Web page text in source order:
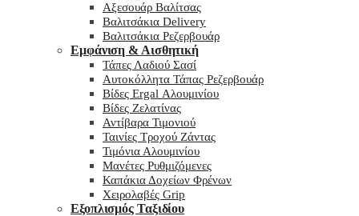
Αξεσουάρ Βαλίτσας
Βαλιτσάκια Delivery
Βαλιτσάκια Ρεζερβουάρ
Εμφάνιση & Αισθητική
Τάπες Λαδιού Σασί
Αυτοκόλλητα Τάπας Ρεζερβουάρ
Βίδες Ergal Αλουμινίου
Βίδες Ζελατίνας
Αντίβαρα Τιμονιού
Ταινίες Τροχού Ζάντας
Τιμόνια Αλουμινίου
Μανέτες Ρυθμιζόμενες
Καπάκια Δοχείων Φρένων
Χειρολαβές Grip
Εξοπλισμός Ταξιδίου